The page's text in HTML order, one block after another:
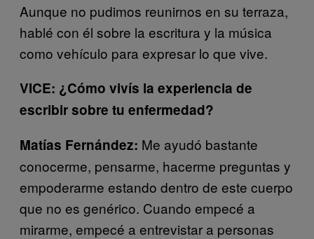
Aunque no pudimos reunirnos en su terraza,
hablé con él sobre la escritura y la música
como vehículo para expresar lo que vive.
VICE: ¿Cómo vivís la experiencia de
escribir sobre tu enfermedad?
Matías Fernández: Me ayudó bastante
conocerme, pensarme, hacerme preguntas y
empoderarme estando dentro de este cuerpo
que no es genérico. Cuando empecé a
mirarme, empecé a entrevistar a personas